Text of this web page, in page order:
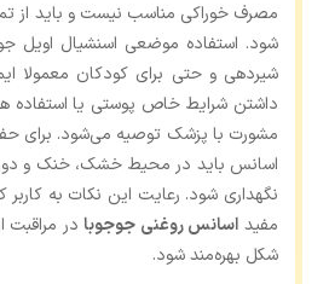
مصرف خوراکی مناسب نیست و باید از
شود. استفاده موضعی اسنشیال اویل
شیردهی و حتی برای کودکان معمولا
داشتن شرایط خاص پوستی یا استفاده
مشورت با پزشک توصیه می‌شود. برای
اسانس باید در محیط خشک، خنک و دور
نگهداری شود. رعایت این نکات به
مفید اسانس روغنی جوجوبادر مراقبت
شکل بهره‌مند شود.